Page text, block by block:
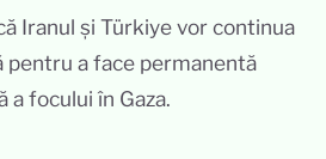
Iranul și Türkiye vor continua
pentru a face permanentă
focului în Gaza.